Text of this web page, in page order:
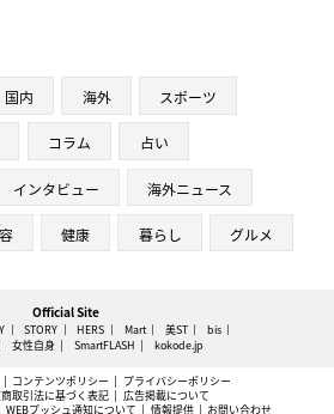
国内 海外 スポーツ
コラム 占い
インタビュー 海外ニュース
健康 暮らし グルメ
Official Site
STORY HERS Mart 美ST
bis
女性自身 SmartFLASH kokode.jp
コンテンツポリシー
プライバシーポリシー
取引法に基づく表記
広告掲載について
WEBプッシュ通知について 情報提供 お問い合わせ